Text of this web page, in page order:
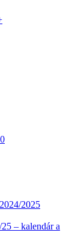
2025
– kalendár a